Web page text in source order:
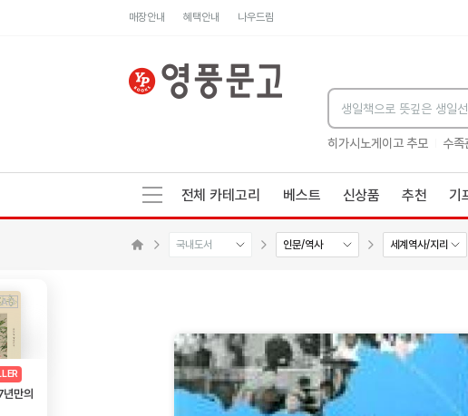
매장안내 혜택안내 나우드림
히가시노게이고 추모 수족
전체 카테고리 베스트 신상품 추천 기
국내도서 인문/역사 세계역사/지리
AD
년만의